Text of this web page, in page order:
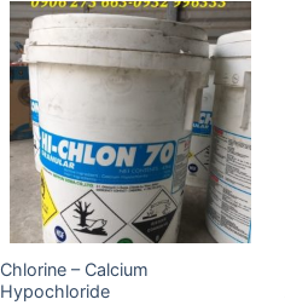
Add to
wishlist
Chlorine – Calcium
Hypochloride